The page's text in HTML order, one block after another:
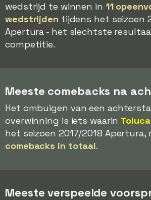
wedstrijd te winnen in 11
wedstrijden tijdens het seizoen
Apertura - het slechtste
competitie.
Meeste comebacks na
Het ombuigen van een
overwinning is iets waarin Toluca
het seizoen 2017/2018
comebacks in totaal.
Meeste verspeelde